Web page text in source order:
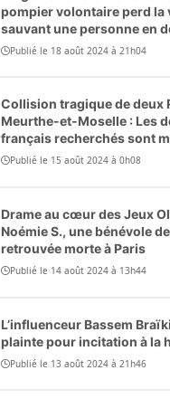
pompier volontaire perd la
sauvant une personne en
Publié le 18 août 2024 à 21h04
Collision tragique de deux
Meurthe-et-Moselle : Les
français recherchés sont
Publié le 15 août 2024 à 0h08
Drame au cœur des Jeux
Noémie S., une bénévole
retrouvée morte à Paris
Publié le 14 août 2024 à 13h44
L’influenceur Bassem
plainte pour incitation à la
Publié le 13 août 2024 à 21h46